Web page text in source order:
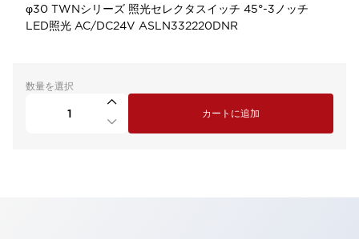
φ30 TWNシリーズ 照光セレクタスイッチ 45°-3ノッチ
LED照光 AC/DC24V ASLN332220DNR
数量を選択
カートに追加